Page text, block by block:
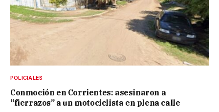
POLICIALES
Conmoción en Corrientes: asesinaron a
“fierrazos” a un motociclista en plena calle